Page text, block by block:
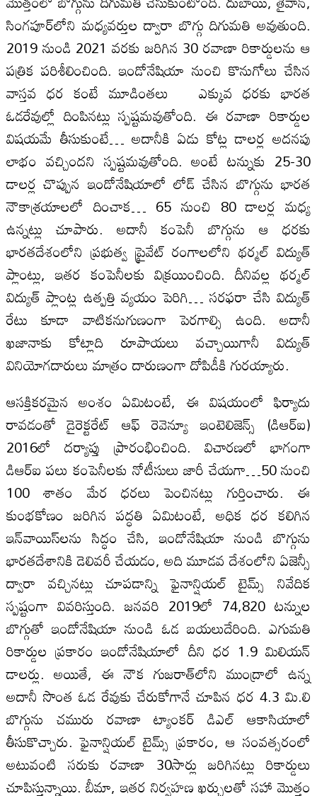
సింగపూర్‌లోని మధ్యవర్తుల ద్వారా బొగ్గు దిగుమతి అవుతుంది.
2019 నుండి 2021 వరకు జరిగిన 30 రవాణా రికార్డులను ఆ
పత్రిక పరిశీలించింది. ఇండోనేషియా నుంచి కొనుగోలు చేసిన
వాస్తవ ధర కంటే మూడింతలు ఎక్కువ ధరకు భారత
ఓడరేవుల్లో దింపినట్లు స్పష్టమవుతోంది. ఈ రవాణా రికార్డుల
విషయమే తీసుకుంటే… అదానీకి ఏడు కోట్ల డాలర్ల అదనపు
లాభం వచ్చిందని స్పష్టమవుతోంది. అంటే టన్నుకు 25-30
డాలర్ల చొప్పున ఇండోనేషియాలో లోడ్‌ చేసిన బొగ్గును భారత
నౌకాశ్రయాలలో దించాక… 65 నుంచి 80 డాలర్ల మధ్య
ఉన్నట్లు చూపారు. అదానీ కంపెనీ బొగ్గును ఆ ధరకు
భారతదేశంలోని ప్రభుత్వ ప్రైవేట్‌ రంగాలలోని థర్మల్‌ విద్యుత్‌
ప్లాంట్లు, ఇతర కంపెనీలకు విక్రయించింది. దీనివల్ల థర్మల్‌
విద్యుత్‌ ప్లాంట్ల ఉత్పత్తి వ్యయం పెరిగి… సరఫరా చేసి విద్యుత్‌
రేటు కూడా వాటికనుగుణంగా పెరగాల్సి ఉంది. అదానీ
ఖజానాకు కోట్లాది రూపాయలు వచ్చాయిగానీ విద్యుత్‌
వినియోగదారులు మాత్రం దారుణంగా దోపిడీకి గురయ్యారు.
ఆసక్తికరమైన అంశం ఏమిటంటే, ఈ విషయంలో ఫిర్యాదు
రావడంతో డైరెక్టరేట్‌ ఆఫ్‌ రెవెన్యూ ఇంటెలిజెన్స్‌ (డిఆర్‌ఐ)
2016లో దర్యాప్తు ప్రారంభించింది. విచారణలో భాగంగా
డిఆర్‌ఐ పలు కంపెనీలకు నోటీసులు జారీ చేయగా…50 నుంచి
100 శాతం మేర ధరలు పెంచినట్లు గుర్తించారు. ఈ
కుంభకోణం జరిగిన పద్ధతి ఏమిటంటే, అధిక ధర కలిగిన
ఇన్‌వాయిస్‌లను సిద్ధం చేసి, ఇండోనేషియా నుండి బొగ్గును
భారతదేశానికి డెలివరీ చేయడం, అది మూడవ దేశంలోని ఏజెన్సీ
ద్వారా వచ్చినట్లు చూపడాన్ని ఫైనాన్షియల్‌ టైమ్స్‌ నివేదిక
స్పష్టంగా వివరిస్తుంది. జనవరి 2019లో 74,820 టన్నుల
బొగ్గుతో ఇండోనేషియా నుండి ఓడ బయలుదేరింది. ఎగుమతి
రికార్డుల ప్రకారం ఇండోనేషియాలో దీని ధర 1.9 మిలియన్‌
డాలర్లు. అయితే, ఈ నౌక గుజరాత్‌లోని ముంద్రాలో ఉన్న
అదానీ సొంత ఓడ రేవుకు చేరుకోగానే చూపిన ధర 4.3 మి.లి
బొగ్గును చమురు రవాణా ట్యాంకర్‌ డిఎల్‌ ఆకాసియాలో
తీసుకొచ్చారు. ఫైనాన్షియల్‌ టైమ్స్‌ ప్రకారం, ఆ సంవత్సరంలో
అటువంటి సరుకు రవాణా 30సార్లు జరిగినట్లు రికార్డులు
చూపిస్తున్నాయి. బీమా, ఇతర నిర్వహణ ఖర్చులతో సహా మొత్తం